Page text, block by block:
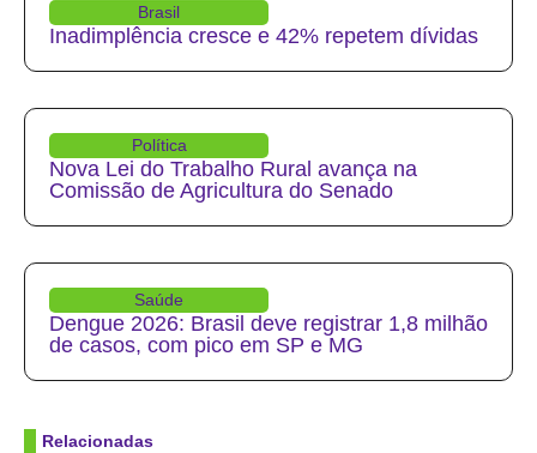
Brasil
Inadimplência cresce e 42% repetem dívidas
Política
Nova Lei do Trabalho Rural avança na
Comissão de Agricultura do Senado
Saúde
Dengue 2026: Brasil deve registrar 1,8 milhão
de casos, com pico em SP e MG
Relacionadas